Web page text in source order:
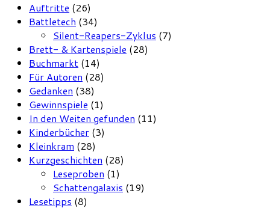
Auftritte (26)
Battletech (34)
Silent-Reapers-Zyklus (7)
Brett- & Kartenspiele (28)
Buchmarkt (14)
Für Autoren (28)
Gedanken (38)
Gewinnspiele (1)
In den Weiten gefunden (11)
Kinderbücher (3)
Kleinkram (28)
Kurzgeschichten (28)
Leseproben (1)
Schattengalaxis (19)
Lesetipps (8)